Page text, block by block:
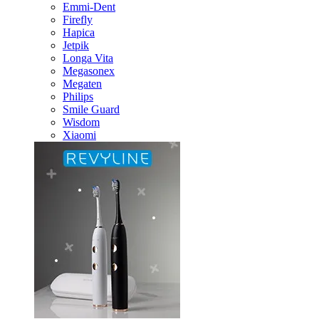
Emmi-Dent
Firefly
Hapica
Jetpik
Longa Vita
Megasonex
Megaten
Philips
Smile Guard
Wisdom
Xiaomi